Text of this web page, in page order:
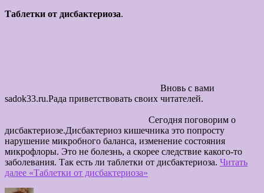
Таблетки от дисбактериоза.
Вновь с вами
sadok33.ru.Рада приветствовать своих читателей.
Сегодня поговорим о
дисбактериозе.Дисбактериоз кишечника это попросту
нарушение микробного баланса, изменение состояния
микрофлоры. Это не болезнь, а скорее следствие какого-то
заболевания. Так есть ли таблетки от дисбактериоза. Читать
далее «Таблетки от дисбактериоза»